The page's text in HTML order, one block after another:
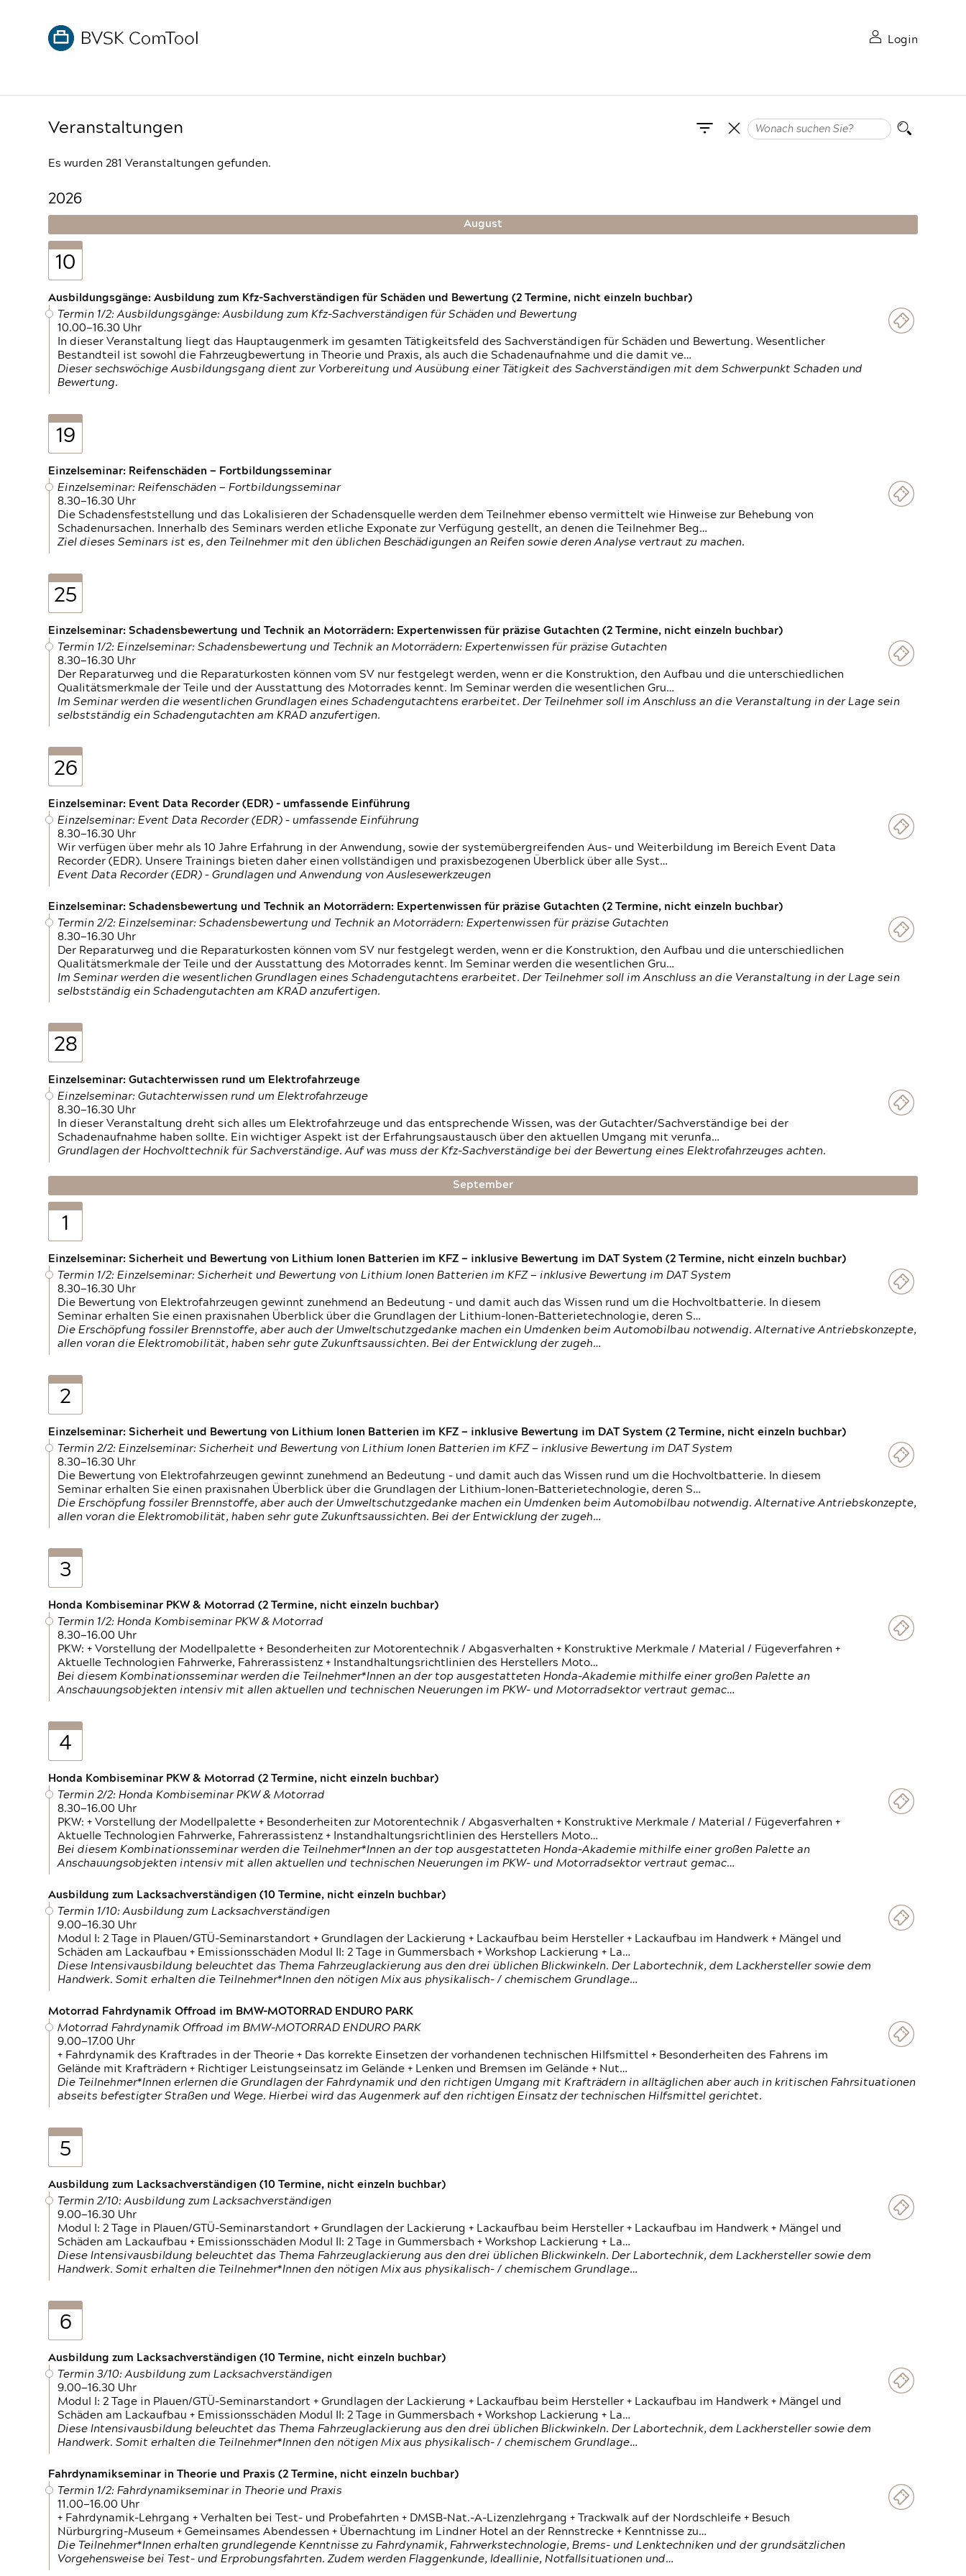
Login
Veranstaltungen
Es wurden 281 Veranstaltungen gefunden.
2026
August
10
Ausbildungsgänge: Ausbildung zum Kfz-Sachverständigen für Schäden und Bewertung (2 Termine, nicht einzeln buchbar)
Termin 1/2: Ausbildungsgänge: Ausbildung zum Kfz-Sachverständigen für Schäden und Bewertung
10.00—16.30 Uhr
In dieser Veranstaltung liegt das Hauptaugenmerk im gesamten Tätigkeitsfeld des Sachverständigen für Schäden und Bewertung. Wesentlicher
Bestandteil ist sowohl die Fahrzeugbewertung in Theorie und Praxis, als auch die Schadenaufnahme und die damit ve…
Dieser sechswöchige Ausbildungsgang dient zur Vorbereitung und Ausübung einer Tätigkeit des Sachverständigen mit dem Schwerpunkt Schaden und
Bewertung.
19
Einzelseminar: Reifenschäden — Fortbildungsseminar
Einzelseminar: Reifenschäden — Fortbildungsseminar
8.30—16.30 Uhr
Die Schadensfeststellung und das Lokalisieren der Schadensquelle werden dem Teilnehmer ebenso vermittelt wie Hinweise zur Behebung von
Schadenursachen. Innerhalb des Seminars werden etliche Exponate zur Verfügung gestellt, an denen die Teilnehmer Beg…
Ziel dieses Seminars ist es, den Teilnehmer mit den üblichen Beschädigungen an Reifen sowie deren Analyse vertraut zu machen.
25
Einzelseminar: Schadensbewertung und Technik an Motorrädern: Expertenwissen für präzise Gutachten (2 Termine, nicht einzeln buchbar)
Termin 1/2: Einzelseminar: Schadensbewertung und Technik an Motorrädern: Expertenwissen für präzise Gutachten
8.30—16.30 Uhr
Der Reparaturweg und die Reparaturkosten können vom SV nur festgelegt werden, wenn er die Konstruktion, den Aufbau und die unterschiedlichen
Qualitätsmerkmale der Teile und der Ausstattung des Motorrades kennt. Im Seminar werden die wesentlichen Gru…
Im Seminar werden die wesentlichen Grundlagen eines Schadengutachtens erarbeitet. Der Teilnehmer soll im Anschluss an die Veranstaltung in der Lage sein
selbstständig ein Schadengutachten am KRAD anzufertigen.
26
Einzelseminar: Event Data Recorder (EDR) – umfassende Einführung
Einzelseminar: Event Data Recorder (EDR) – umfassende Einführung
8.30—16.30 Uhr
Wir verfügen über mehr als 10 Jahre Erfahrung in der Anwendung, sowie der systemübergreifenden Aus- und Weiterbildung im Bereich Event Data
Recorder (EDR). Unsere Trainings bieten daher einen vollständigen und praxisbezogenen Überblick über alle Syst…
Event Data Recorder (EDR) – Grundlagen und Anwendung von Auslesewerkzeugen
Einzelseminar: Schadensbewertung und Technik an Motorrädern: Expertenwissen für präzise Gutachten (2 Termine, nicht einzeln buchbar)
Termin 2/2: Einzelseminar: Schadensbewertung und Technik an Motorrädern: Expertenwissen für präzise Gutachten
8.30—16.30 Uhr
Der Reparaturweg und die Reparaturkosten können vom SV nur festgelegt werden, wenn er die Konstruktion, den Aufbau und die unterschiedlichen
Qualitätsmerkmale der Teile und der Ausstattung des Motorrades kennt. Im Seminar werden die wesentlichen Gru…
Im Seminar werden die wesentlichen Grundlagen eines Schadengutachtens erarbeitet. Der Teilnehmer soll im Anschluss an die Veranstaltung in der Lage sein
selbstständig ein Schadengutachten am KRAD anzufertigen.
28
Einzelseminar: Gutachterwissen rund um Elektrofahrzeuge
Einzelseminar: Gutachterwissen rund um Elektrofahrzeuge
8.30—16.30 Uhr
In dieser Veranstaltung dreht sich alles um Elektrofahrzeuge und das entsprechende Wissen, was der Gutachter/Sachverständige bei der
Schadenaufnahme haben sollte. Ein wichtiger Aspekt ist der Erfahrungsaustausch über den aktuellen Umgang mit verunfa…
Grundlagen der Hochvolttechnik für Sachverständige. Auf was muss der Kfz-Sachverständige bei der Bewertung eines Elektrofahrzeuges achten.
September
1
Einzelseminar: Sicherheit und Bewertung von Lithium Ionen Batterien im KFZ — inklusive Bewertung im DAT System (2 Termine, nicht einzeln buchbar)
Termin 1/2: Einzelseminar: Sicherheit und Bewertung von Lithium Ionen Batterien im KFZ — inklusive Bewertung im DAT System
8.30—16.30 Uhr
Die Bewertung von Elektrofahrzeugen gewinnt zunehmend an Bedeutung – und damit auch das Wissen rund um die Hochvoltbatterie. In diesem
Seminar erhalten Sie einen praxisnahen Überblick über die Grundlagen der Lithium-Ionen-Batterietechnologie, deren S…
Die Erschöpfung fossiler Brennstoffe, aber auch der Umweltschutzgedanke machen ein Umdenken beim Automobilbau notwendig. Alternative Antriebskonzepte,
allen voran die Elektromobilität, haben sehr gute Zukunftsaussichten. Bei der Entwicklung der zugeh…
2
Einzelseminar: Sicherheit und Bewertung von Lithium Ionen Batterien im KFZ — inklusive Bewertung im DAT System (2 Termine, nicht einzeln buchbar)
Termin 2/2: Einzelseminar: Sicherheit und Bewertung von Lithium Ionen Batterien im KFZ — inklusive Bewertung im DAT System
8.30—16.30 Uhr
Die Bewertung von Elektrofahrzeugen gewinnt zunehmend an Bedeutung – und damit auch das Wissen rund um die Hochvoltbatterie. In diesem
Seminar erhalten Sie einen praxisnahen Überblick über die Grundlagen der Lithium-Ionen-Batterietechnologie, deren S…
Die Erschöpfung fossiler Brennstoffe, aber auch der Umweltschutzgedanke machen ein Umdenken beim Automobilbau notwendig. Alternative Antriebskonzepte,
allen voran die Elektromobilität, haben sehr gute Zukunftsaussichten. Bei der Entwicklung der zugeh…
3
Honda Kombiseminar PKW & Motorrad (2 Termine, nicht einzeln buchbar)
Termin 1/2: Honda Kombiseminar PKW & Motorrad
8.30—16.00 Uhr
PKW: + Vorstellung der Modellpalette + Besonderheiten zur Motorentechnik / Abgasverhalten + Konstruktive Merkmale / Material / Fügeverfahren +
Aktuelle Technologien Fahrwerke, Fahrerassistenz + Instandhaltungsrichtlinien des Herstellers Moto…
Bei diesem Kombinationsseminar werden die Teilnehmer*Innen an der top ausgestatteten Honda-Akademie mithilfe einer großen Palette an
Anschauungsobjekten intensiv mit allen aktuellen und technischen Neuerungen im PKW- und Motorradsektor vertraut gemac…
4
Honda Kombiseminar PKW & Motorrad (2 Termine, nicht einzeln buchbar)
Termin 2/2: Honda Kombiseminar PKW & Motorrad
8.30—16.00 Uhr
PKW: + Vorstellung der Modellpalette + Besonderheiten zur Motorentechnik / Abgasverhalten + Konstruktive Merkmale / Material / Fügeverfahren +
Aktuelle Technologien Fahrwerke, Fahrerassistenz + Instandhaltungsrichtlinien des Herstellers Moto…
Bei diesem Kombinationsseminar werden die Teilnehmer*Innen an der top ausgestatteten Honda-Akademie mithilfe einer großen Palette an
Anschauungsobjekten intensiv mit allen aktuellen und technischen Neuerungen im PKW- und Motorradsektor vertraut gemac…
Ausbildung zum Lacksachverständigen (10 Termine, nicht einzeln buchbar)
Termin 1/10: Ausbildung zum Lacksachverständigen
9.00—16.30 Uhr
Modul I: 2 Tage in Plauen/GTÜ-Seminarstandort + Grundlagen der Lackierung + Lackaufbau beim Hersteller + Lackaufbau im Handwerk + Mängel und
Schäden am Lackaufbau + Emissionsschäden Modul II: 2 Tage in Gummersbach + Workshop Lackierung + La…
Diese Intensivausbildung beleuchtet das Thema Fahrzeuglackierung aus den drei üblichen Blickwinkeln. Der Labortechnik, dem Lackhersteller sowie dem
Handwerk. Somit erhalten die Teilnehmer*Innen den nötigen Mix aus physikalisch- / chemischem Grundlage…
Motorrad Fahrdynamik Offroad im BMW-MOTORRAD ENDURO PARK
Motorrad Fahrdynamik Offroad im BMW-MOTORRAD ENDURO PARK
9.00—17.00 Uhr
+ Fahrdynamik des Kraftrades in der Theorie + Das korrekte Einsetzen der vorhandenen technischen Hilfsmittel + Besonderheiten des Fahrens im
Gelände mit Krafträdern + Richtiger Leistungseinsatz im Gelände + Lenken und Bremsen im Gelände + Nut…
Die Teilnehmer*Innen erlernen die Grundlagen der Fahrdynamik und den richtigen Umgang mit Krafträdern in alltäglichen aber auch in kritischen Fahrsituationen
abseits befestigter Straßen und Wege. Hierbei wird das Augenmerk auf den richtigen Einsatz der technischen Hilfsmittel gerichtet.
5
Ausbildung zum Lacksachverständigen (10 Termine, nicht einzeln buchbar)
Termin 2/10: Ausbildung zum Lacksachverständigen
9.00—16.30 Uhr
Modul I: 2 Tage in Plauen/GTÜ-Seminarstandort + Grundlagen der Lackierung + Lackaufbau beim Hersteller + Lackaufbau im Handwerk + Mängel und
Schäden am Lackaufbau + Emissionsschäden Modul II: 2 Tage in Gummersbach + Workshop Lackierung + La…
Diese Intensivausbildung beleuchtet das Thema Fahrzeuglackierung aus den drei üblichen Blickwinkeln. Der Labortechnik, dem Lackhersteller sowie dem
Handwerk. Somit erhalten die Teilnehmer*Innen den nötigen Mix aus physikalisch- / chemischem Grundlage…
6
Ausbildung zum Lacksachverständigen (10 Termine, nicht einzeln buchbar)
Termin 3/10: Ausbildung zum Lacksachverständigen
9.00—16.30 Uhr
Modul I: 2 Tage in Plauen/GTÜ-Seminarstandort + Grundlagen der Lackierung + Lackaufbau beim Hersteller + Lackaufbau im Handwerk + Mängel und
Schäden am Lackaufbau + Emissionsschäden Modul II: 2 Tage in Gummersbach + Workshop Lackierung + La…
Diese Intensivausbildung beleuchtet das Thema Fahrzeuglackierung aus den drei üblichen Blickwinkeln. Der Labortechnik, dem Lackhersteller sowie dem
Handwerk. Somit erhalten die Teilnehmer*Innen den nötigen Mix aus physikalisch- / chemischem Grundlage…
Fahrdynamikseminar in Theorie und Praxis (2 Termine, nicht einzeln buchbar)
Termin 1/2: Fahrdynamikseminar in Theorie und Praxis
11.00—16.00 Uhr
+ Fahrdynamik-Lehrgang + Verhalten bei Test- und Probefahrten + DMSB-Nat.-A-Lizenzlehrgang + Trackwalk auf der Nordschleife + Besuch
Nürburgring-Museum + Gemeinsames Abendessen + Übernachtung im Lindner Hotel an der Rennstrecke + Kenntnisse zu…
Die Teilnehmer*Innen erhalten grundlegende Kenntnisse zu Fahrdynamik, Fahrwerkstechnologie, Brems- und Lenktechniken und der grundsätzlichen
Vorgehensweise bei Test- und Erprobungsfahrten. Zudem werden Flaggenkunde, Ideallinie, Notfallsituationen und…